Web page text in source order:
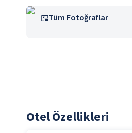
Tüm Fotoğraflar
Otel Özellikleri